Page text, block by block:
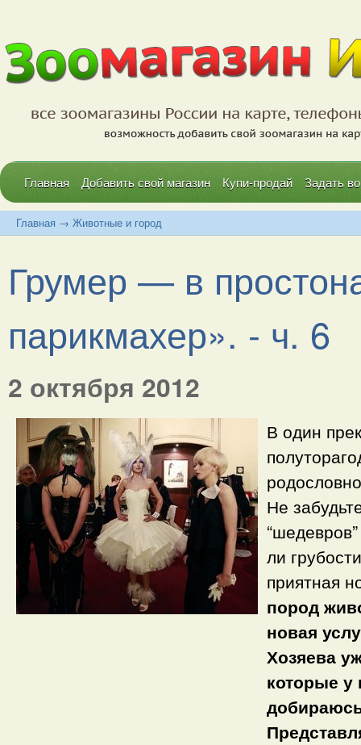
Главная Добавить свой магазин Купи-продай Задать
Главная → Животные и город
Грумер — в
парикмахер». - ч. 6
2 октября 2012
В один
Не
ли
приятная
пород
новая
Хозяева
которые